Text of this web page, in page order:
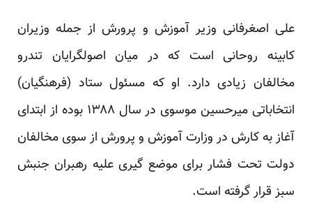
علی اصغرفانی وزیر آموزش و پرورش از جمله وزیران
کابینه روحانی است که در میان اصولگرایان تندرو
مخالفان زیادی دارد. او که مسئول ستاد (فرهنگیان)
انتخاباتی میرحسین موسوی در سال ۱۳۸۸ بوده از ابتدای
آغاز به کارش در وزارت آموزش و پرورش از سوی مخالفان
دولت تحت فشار برای موضع گیری علیه رهبران جنبش
سبز قرار گرفته است.